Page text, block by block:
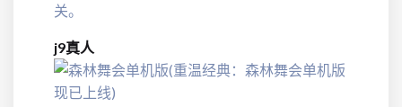
关。
j9真人